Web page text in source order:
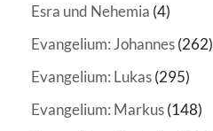
Esra und Nehemia (4)
Evangelium: Johannes(262)
Evangelium: Lukas(295)
Evangelium: Markus(148)